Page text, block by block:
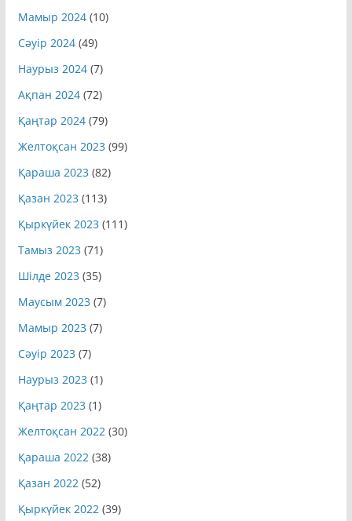
Мамыр 2024(10)
Сәуір 2024(49)
Наурыз 2024(7)
Ақпан 2024(72)
Қаңтар 2024(79)
Желтоқсан 2023 (99)
Қараша 2023 (82)
Қазан 2023 (113)
Қыркүйек 2023 (111)
Тамыз 2023 (71)
Шілде 2023 (35)
Маусым 2023 (7)
Мамыр 2023 (7)
Сәуір 2023 (7)
Наурыз 2023 (1)
Қаңтар 2023 (1)
Желтоқсан 2022(30)
Қараша 2022(38)
Қазан 2022(52)
Қыркүйек 2022(39)